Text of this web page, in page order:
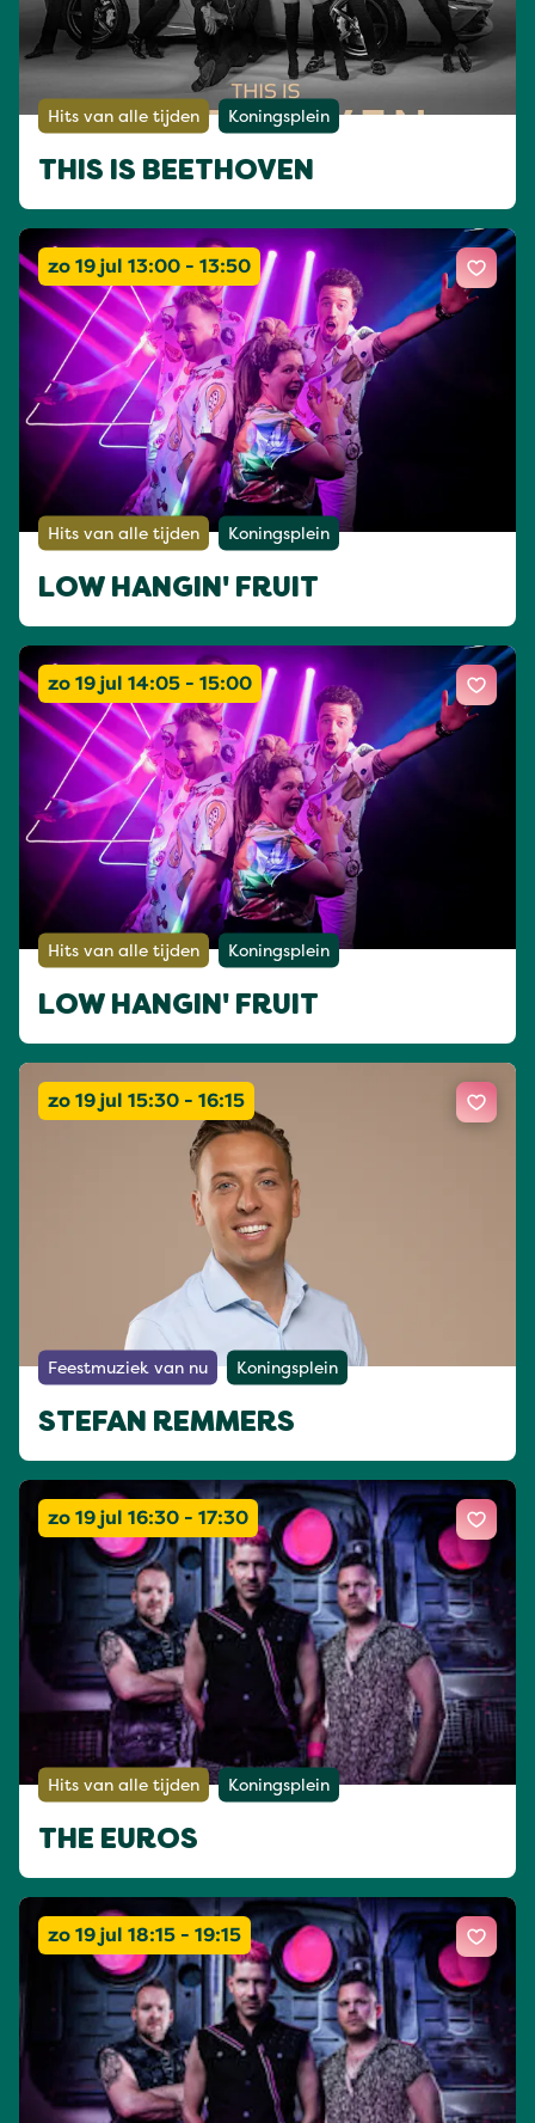
Hits van alle tijden Koningsplein
THIS IS BEETHOVEN
zo 19 jul 13:00 - 13:50
Hits van alle tijden Koningsplein
LOW HANGIN' FRUIT
zo 19 jul 14:05 - 15:00
Hits van alle tijden Koningsplein
LOW HANGIN' FRUIT
zo 19 jul 15:30 - 16:15
Feestmuziek van nu Koningsplein
STEFAN REMMERS
zo 19 jul 16:30 - 17:30
Hits van alle tijden Koningsplein
THE EUROS
zo 19 jul 18:15 - 19:15